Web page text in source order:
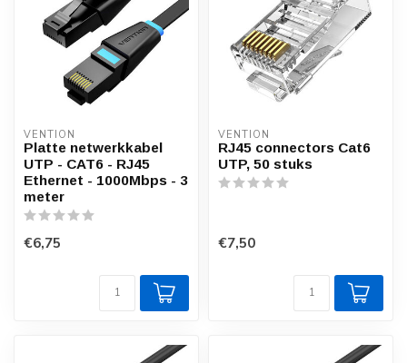
VENTION
Platte netwerkkabel
UTP - CAT6 - RJ45
Ethernet - 1000Mbps - 3
meter
€6,75
VENTION
RJ45 connectors Cat6
UTP, 50 stuks
€7,50